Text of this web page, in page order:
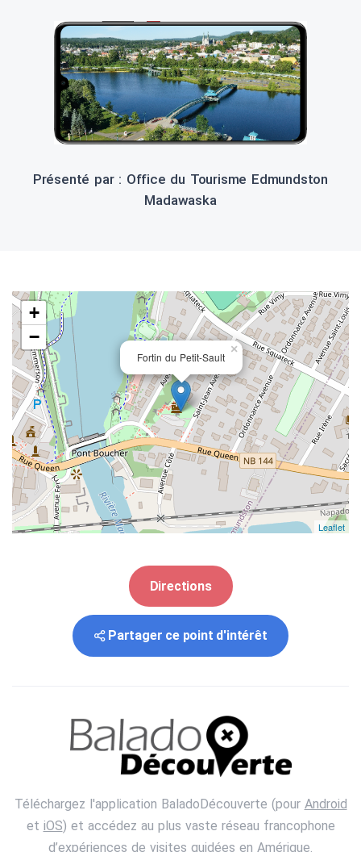
Présenté par : Office du Tourisme Edmundston
Madawaska
Fortin du Petit-Sault
×
+
−
Leaflet
Directions
Partager ce point d'intérêt
Téléchargez l'application BaladoDécouverte (pour Android
et iOS) et accédez au plus vaste réseau francophone
d’expériences de visites guidées en Amérique.